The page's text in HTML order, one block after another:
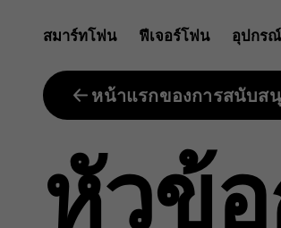
ฉัน
จะ
สมาร์ทโฟน ฟีเจอร์โฟน อุปกร
หน้าแรกของการสนับส
หัวข้